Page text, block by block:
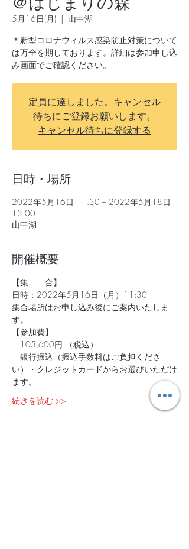
5月16日(月)
  |
山中湖
＊新型コロナウィルス感染防止対策について
は万全を期しております。詳細は参加申し込
み画面でご確認ください。
定員に達しました。キャンセル
待ちにご登録お願いします。
キャンセル待ちに登録する
日時・場所
2022年5月16日 11:30 – 2022年5月18日
13:00
山中湖
開催概要
【集　　合】
日時：2022年5月16日（月）11:30
集合場所はお申し込み後にご案内いたしま
す。
【参加費】
105,600円 （税込）
銀行振込（振込手数料はご負担くださ
い）・クレジットカードからお選びいただけ
ます。
続きを読む >>